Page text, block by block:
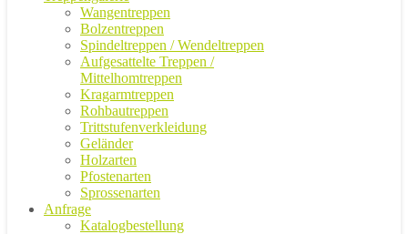
Wangentreppen
Bolzentreppen
Spindeltreppen / Wendeltreppen
Aufgesattelte Treppen /
Mittelhomtreppen
Kragarmtreppen
Rohbautreppen
Trittstufenverkleidung
Geländer
Holzarten
Pfostenarten
Sprossenarten
Anfrage
Katalogbestellung